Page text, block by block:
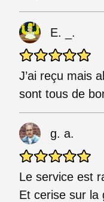
E. _.
J’ai reçu mais
sont tous de
g. a.
Le service est
Et cerise sur la